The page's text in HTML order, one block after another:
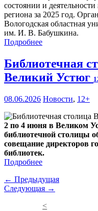
состоянии и
региона за 2025 год.
Вологодская областная
им. И. В. Бабушкина.
Подробнее
Библиотечная
Великий Устюг
08.06.2026 Новости, 12+
2 по 4 июня в Великом
библиотечной столицы
совещание директоров
библиотек.
Подробнее
← Предыдущая
Следующая →
<